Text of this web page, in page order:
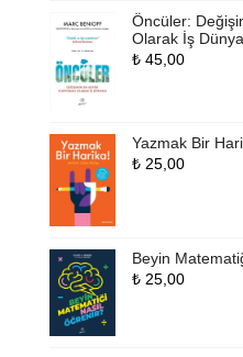
Öncüler:
Olarak İş
₺45,00
Yazmak Bir
₺25,00
Beyin
₺25,00